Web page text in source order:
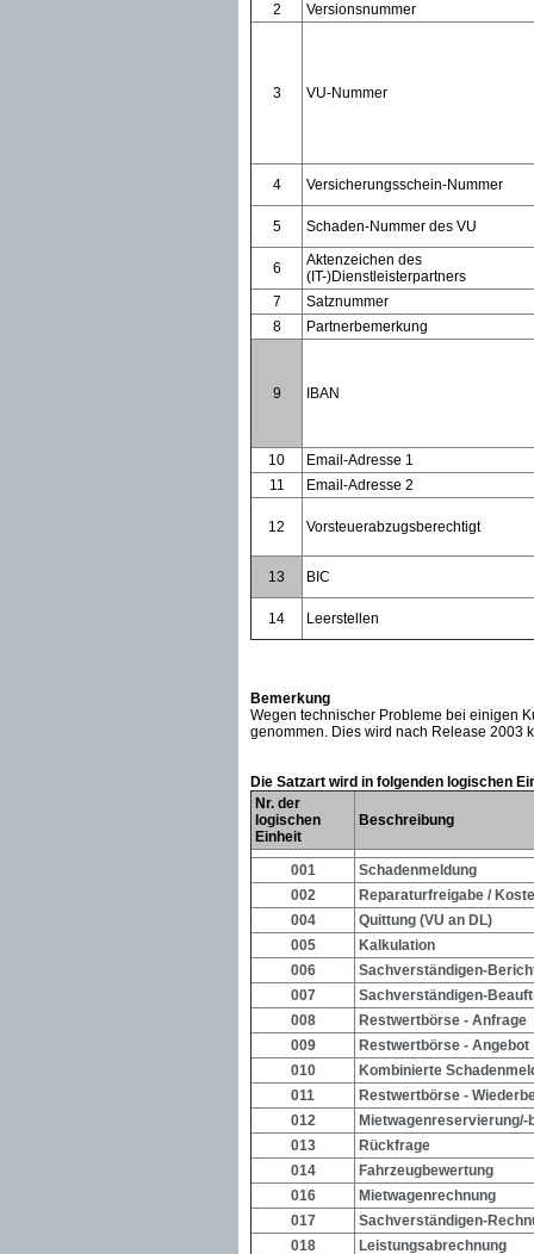
2 Versionsnummer
3 VU-Nummer
4 Versicherungsschein-Nummer
5 Schaden-Nummer des VU
6
Aktenzeichen des
(IT-)Dienstleisterpartners
7
Satznummer
8
Partnerbemerkung
9 IBAN
10
Email-Adresse 1
11
Email-Adresse 2
12 Vorsteuerabzugsberechtigt
13 BIC
14 Leerstellen
Bemerkung
Wegen technischer Probleme bei einigen
genommen. Dies wird nach Release 2003
Die Satzart wird in folgenden logischen
Nr. der
logischen
Einheit
Beschreibung
001
Schadenmeldung
002
Reparaturfreigabe /
004
Quittung (VU an DL)
005
Kalkulation
006
Sachverständigen-
007
Sachverständigen-
008
Restwertbörse - Anfrage
009
Restwertbörse - Angebot
010
Kombinierte
011
Restwertbörse -
012
Mietwagenreservierung/-
013
Rückfrage
014
Fahrzeugbewertung
016
Mietwagenrechnung
017
Sachverständigen-
018
Leistungsabrechnung